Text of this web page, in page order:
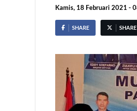
Kamis, 18 Februari 2021 -
SHARE SHARE